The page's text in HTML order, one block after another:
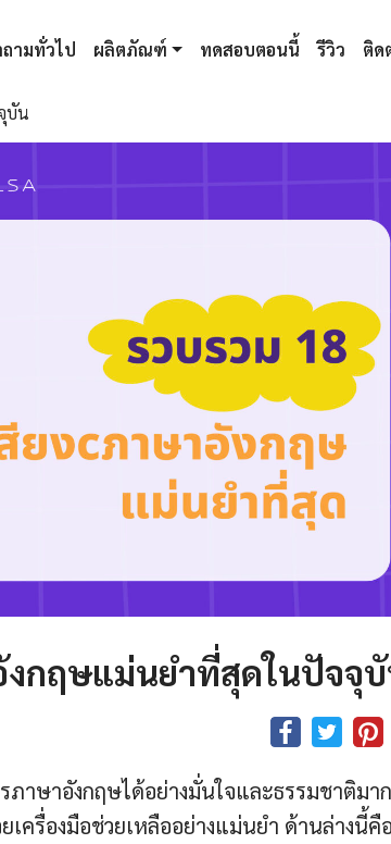
ถามทั่วไป ผลิตภัณฑ์ ทดสอบตอนนี้ รีวิว ติด
บัน
งกฤษแม่นยำที่สุดในปัจจุ
าษาอังกฤษได้อย่างมั่นใจและธรรมชาติมา
ครื่องมือช่วยเหลืออย่างแม่นยำ ด้านล่างนี้คือ